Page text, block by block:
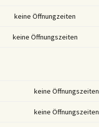
keine Öffnungzeiten
keine Öffnungszeiten
keine Öffnungszeiten
keine Öffnungszeiten